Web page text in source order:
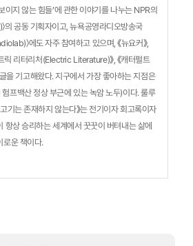
이지 않는 힘들’에 관한 이야기를 나누는 NPR의
의 공동 기획자이고, 뉴욕공영라디오방송국
〉에도 자주 참여하고 있으며, 《뉴요커》,
트릭 리터리처(Electric Literature)》, 《캐터펄트
을 기고해왔다. 지구에서 가장 좋아하는 지점은
프백산 정상 부근에 있는 녹암 노두)이다. 룰루
기는 존재하지 않는다》는 전기이자 회고록이자
항상 승리하는 세계에서 꿋꿋이 버텨내는 삶에
로운 책이다.